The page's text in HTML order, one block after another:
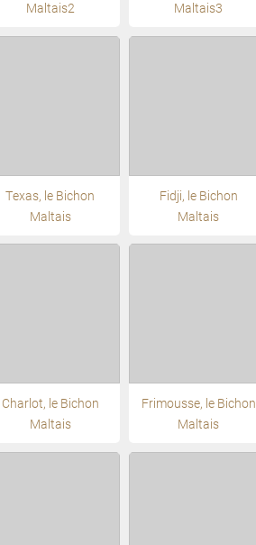
Maltais2
Maltais3
Texas, le Bichon
Maltais
Fidji, le Bichon
Maltais
Charlot, le Bichon
Maltais
Frimousse, le Bichon
Maltais